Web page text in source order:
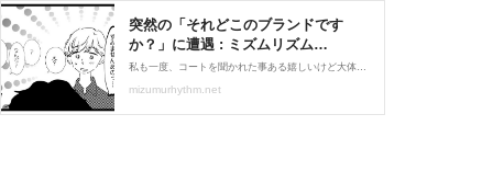
突然の「それどこのブランドです
か？」に遭遇 : ミズムリズム
Powered by ライブドアブログ
私も一度、コートを聞かれた事ある嬉しいけど大体急いでる時なのよ（早めの行動を心がけましょう）夫と喧嘩しない裏技 【もうすぐLINEで通知】【もらえなくなるらしいぞ！】今LINEでブログ更新通知を受け取ってくれてる人もいると思うんだけど…今後もうLINEでの通知（ブロ
mizumurhythm.net